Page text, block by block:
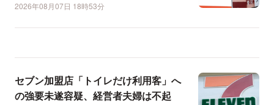
2026年08月07日 18時53分
セブン加盟店「トイレだけ利用客」へ
の強要未遂容疑、経営者夫婦は不起